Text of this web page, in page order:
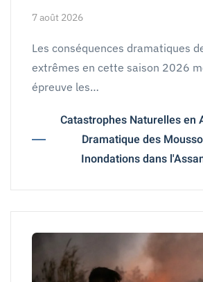
7 août 2026
Les conséquences dramatiques
extrêmes en cette saison 2026
épreuve les…
Catastrophes Naturelles en
Dramatique des
Inondations dans